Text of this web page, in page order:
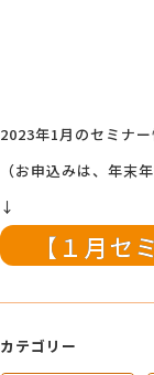
2023年1月のセミナー
（お申込みは、年末
↓
【１月セ
カテゴリー